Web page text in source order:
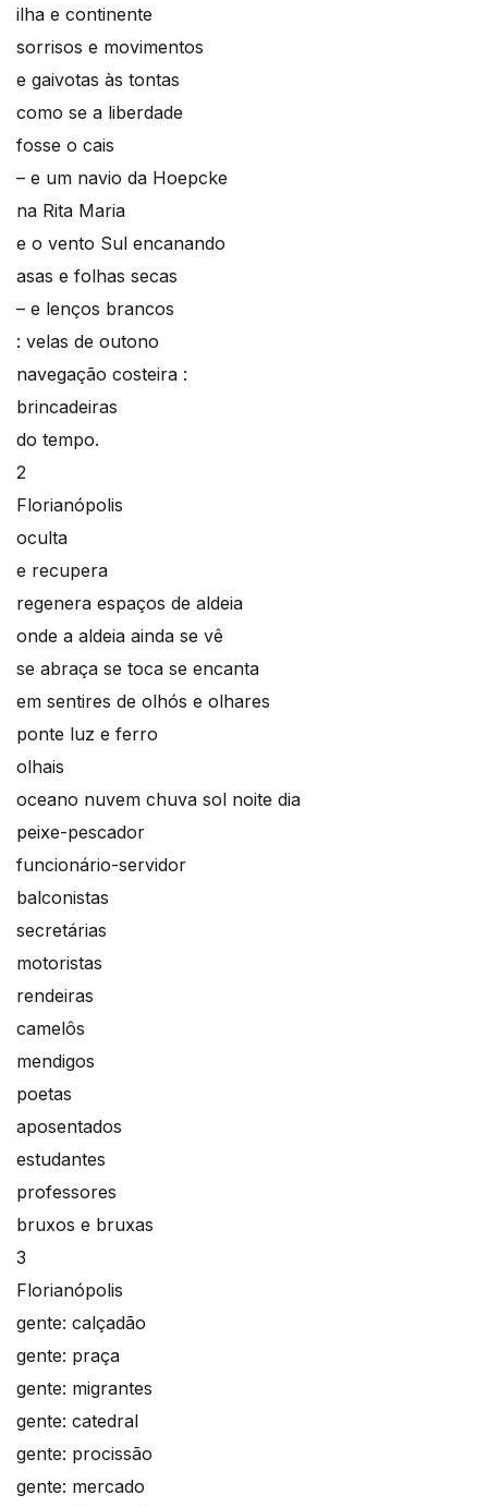
ilha e continente
sorrisos e movimentos
e gaivotas às tontas
como se a liberdade
fosse o cais
– e um navio da Hoepcke
na Rita Maria
e o vento Sul encanando
asas e folhas secas
– e lenços brancos
: velas de outono
navegação costeira :
brincadeiras
do tempo.
2
Florianópolis
oculta
e recupera
regenera espaços de aldeia
onde a aldeia ainda se vê
se abraça se toca se encanta
em sentires de olhós e olhares
ponte luz e ferro
olhais
oceano nuvem chuva sol noite dia
peixe-pescador
funcionário-servidor
balconistas
secretárias
motoristas
rendeiras
camelôs
mendigos
poetas
aposentados
estudantes
professores
bruxos e bruxas
3
Florianópolis
gente: calçadão
gente: praça
gente: migrantes
gente: catedral
gente: procissão
gente: mercado